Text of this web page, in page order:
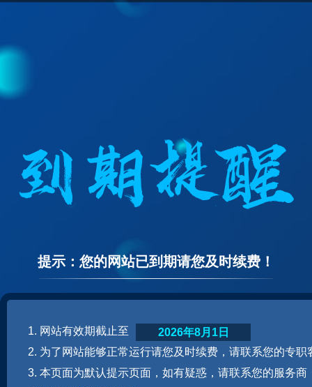
提示：您的网站已到期请您及时续费！
1. 网站有效期截止至
2. 为了网站能够正常运行请您及时续费，请联系您的专职
3. 本页面为默认提示页面，如有疑惑，请联系您的服务商
2026年8月1日